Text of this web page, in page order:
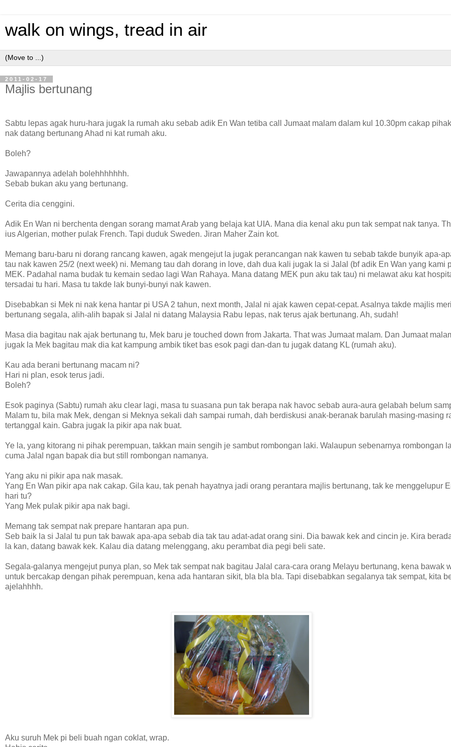
walk on wings, tread in air
2011-02-17
Majlis bertunang
Sabtu lepas agak huru-hara jugak la rumah aku sebab adik En Wan tetiba call Jumaat malam dalam kul 10.30pm cakap
nak datang bertunang Ahad ni kat rumah aku.
Boleh?
Jawapannya adelah bolehhhhhhh.
Sebab bukan aku yang bertunang.
Cerita dia cenggini.
Adik En Wan ni berchenta dengan sorang mamat Arab yang belaja kat UIA. Mana dia kenal aku pun tak sempat nak tanya.
ius Algerian, mother pulak French. Tapi duduk Sweden. Jiran Maher Zain kot.
Memang baru-baru ni dorang rancang kawen, agak mengejut la jugak perancangan nak kawen tu sebab takde bunyik apa-
tau nak kawen 25/2 (next week) ni. Memang tau dah dorang in love, dah dua kali jugak la si Jalal (bf adik En Wan yang kami
MEK. Padahal nama budak tu kemain sedao lagi Wan Rahaya. Mana datang MEK pun aku tak tau) ni melawat aku kat
tersadai tu hari. Masa tu takde lak bunyi-bunyi nak kawen.
Disebabkan si Mek ni nak kena hantar pi USA 2 tahun, next month, Jalal ni ajak kawen cepat-cepat. Asalnya takde majlis
bertunang segala, alih-alih bapak si Jalal ni datang Malaysia Rabu lepas, nak terus ajak bertunang. Ah, sudah!
Masa dia bagitau nak ajak bertunang tu, Mek baru je touched down from Jakarta. That was Jumaat malam. Dan Jumaat
jugak la Mek bagitau mak dia kat kampung ambik tiket bas esok pagi dan-dan tu jugak datang KL (rumah aku).
Kau ada berani bertunang macam ni?
Hari ni plan, esok terus jadi.
Boleh?
Esok paginya (Sabtu) rumah aku clear lagi, masa tu suasana pun tak berapa nak havoc sebab aura-aura gelabah belum
Malam tu, bila mak Mek, dengan si Meknya sekali dah sampai rumah, dah berdiskusi anak-beranak barulah masing-masing
tertanggal kain. Gabra jugak la pikir apa nak buat.
Ye la, yang kitorang ni pihak perempuan, takkan main sengih je sambut rombongan laki. Walaupun sebenarnya rombongan
cuma Jalal ngan bapak dia but still rombongan namanya.
Yang aku ni pikir apa nak masak.
Yang En Wan pikir apa nak cakap. Gila kau, tak penah hayatnya jadi orang perantara majlis bertunang, tak ke menggelupur
hari tu?
Yang Mek pulak pikir apa nak bagi.
Memang tak sempat nak prepare hantaran apa pun.
Seb baik la si Jalal tu pun tak bawak apa-apa sebab dia tak tau adat-adat orang sini. Dia bawak kek and cincin je. Kira
la kan, datang bawak kek. Kalau dia datang melenggang, aku perambat dia pegi beli sate.
Segala-galanya mengejut punya plan, so Mek tak sempat nak bagitau Jalal cara-cara orang Melayu bertunang, kena bawak
untuk bercakap dengan pihak perempuan, kena ada hantaran sikit, bla bla bla. Tapi disebabkan segalanya tak sempat, kita
ajelahhhh.
Aku suruh Mek pi beli buah ngan coklat, wrap.